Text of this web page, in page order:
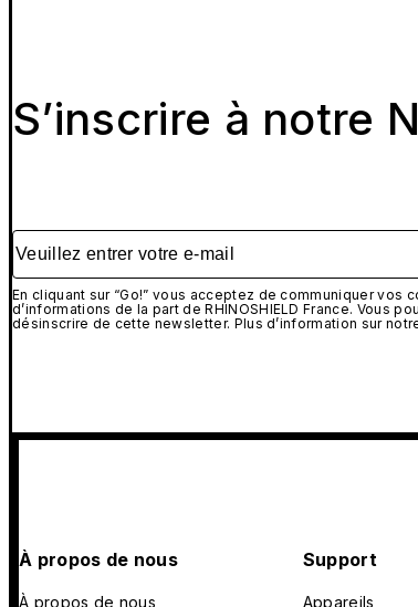
S’inscrire à notre
Veuillez entrer votre e-mail
En cliquant sur “Go!” vous acceptez de communiquer
d’informations de la part de RHINOSHIELD France. Vous
désinscrire de cette newsletter. Plus d’information sur
À propos de nous
À propos de nous
Support
Appareils